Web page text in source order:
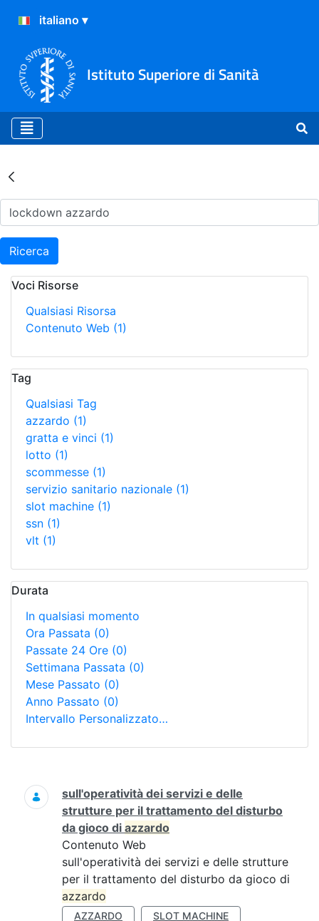
Istituto Superiore di Sanità
Risultati della Ricerca -
Ricerca
Voci Risorse
Qualsiasi Risorsa
Contenuto Web (1)
Tag
Qualsiasi Tag
azzardo (1)
gratta e vinci (1)
lotto (1)
scommesse (1)
servizio sanitario nazionale (1)
slot machine (1)
ssn (1)
vlt (1)
Durata
In qualsiasi momento
Ora Passata (0)
Passate 24 Ore (0)
Settimana Passata (0)
Mese Passato (0)
Anno Passato (0)
Intervallo Personalizzato…
Ricerca
sull'operatività dei servizi e delle
strutture per il trattamento del disturbo
da gioco di azzardo
Contenuto Web
sull'operatività dei servizi e delle strutture
per il trattamento del disturbo da gioco di
azzardo
AZZARDO
SLOT MACHINE